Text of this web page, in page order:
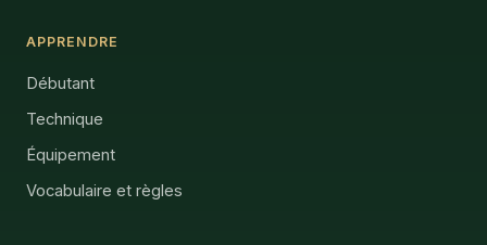
APPRENDRE
Débutant
Technique
Équipement
Vocabulaire et règles